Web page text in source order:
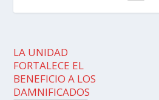
LA UNIDAD
FORTALECE EL
BENEFICIO A LOS
DAMNIFICADOS